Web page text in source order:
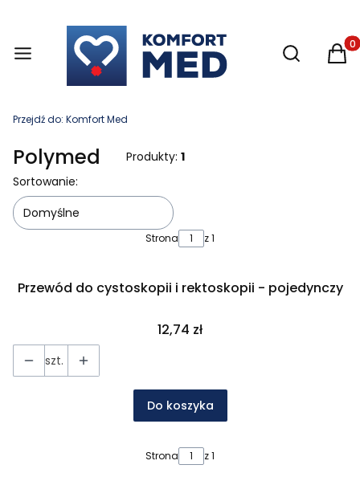
Otwórz
Przejdź do: Komfort Med
Polymed Produkty: 1
Lista produktów
Sortowanie:
Domyślne
Strona z 1
Przewód do cystoskopii i rektoskopii - pojedynczy
Cena
12,74 zł
szt.
Do koszyka
Strona z 1